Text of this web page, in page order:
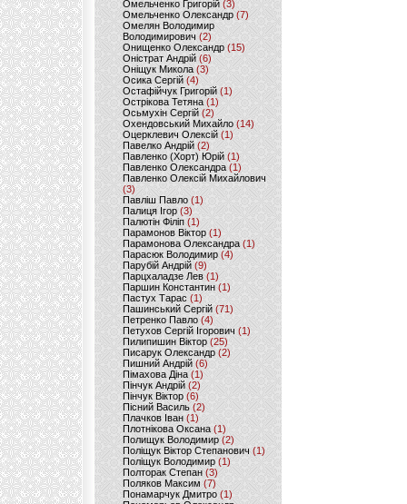
Омельченко Григорій (3)
Омельченко Олександр(7)
Омелян Володимир
Володимирович (2)
Онищенко Олександр (15)
Оністрат Андрій (6)
Оніщук Микола (3)
Осика Сергій(4)
Остафійчук Григорій(1)
Острікова Тетяна (1)
Осьмухін Сергій (2)
Охендовський Михайло (14)
Оцерклевич Олексій (1)
Павелко Андрій (2)
Павленко (Хорт) Юрій (1)
Павленко Олександра (1)
Павленко Олексій Михайлович
(3)
Павліш Павло(1)
Палиця Ігор (3)
Палютін Філіп(1)
Парамонов Віктор (1)
Парамонова Олександра(1)
Парасюк Володимир(4)
Парубій Андрій (9)
Парцхаладзе Лев (1)
Паршин Константин(1)
Пастух Тарас (1)
Пашинський Сергій (71)
Петренко Павло (4)
Петухов Сергій Ігорович (1)
Пилипишин Віктор(25)
Писарук Олександр(2)
Пишний Андрій (6)
Пімахова Діна(1)
Пінчук Андрій(2)
Пінчук Віктор (6)
Пісний Василь (2)
Плачков Іван(1)
Плотнікова Оксана (1)
Полищук Володимир(2)
Поліщук Віктор Степанович(1)
Поліщук Володимир (1)
Полторак Степан(3)
Поляков Максим (7)
Понамарчук Дмитро (1)